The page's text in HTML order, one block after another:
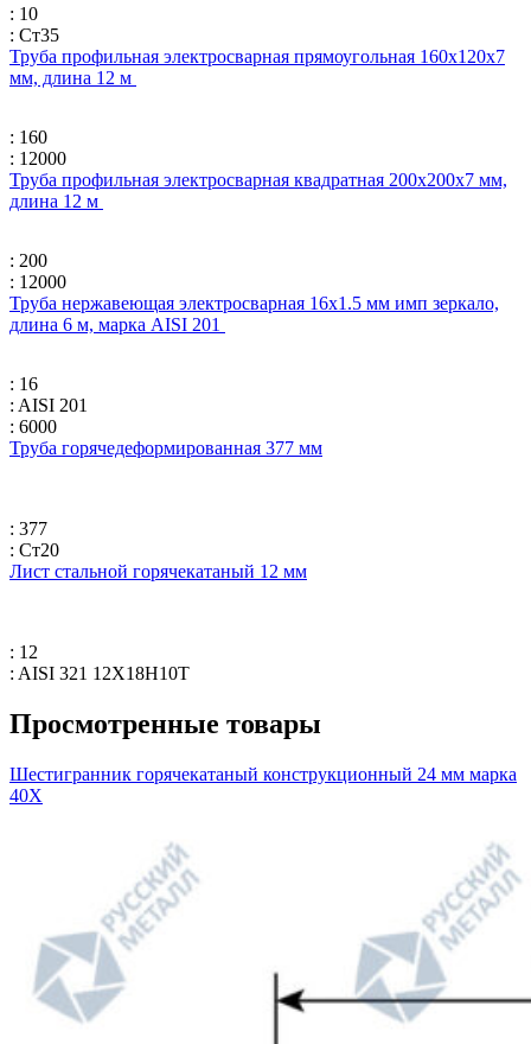
: 10
: Ст35
Труба профильная электросварная прямоугольная 160х120х7
мм, длина 12 м
: 160
: 12000
Труба профильная электросварная квадратная 200х200х7 мм,
длина 12 м
: 200
: 12000
Труба нержавеющая электросварная 16х1.5 мм имп зеркало,
длина 6 м, марка AISI 201
: 16
: AISI 201
: 6000
Труба горячедеформированная 377 мм
: 377
: Ст20
Лист стальной горячекатаный 12 мм
: 12
: AISI 321 12Х18Н10Т
Просмотренные товары
Шестигранник горячекатаный конструкционный 24 мм марка
40Х